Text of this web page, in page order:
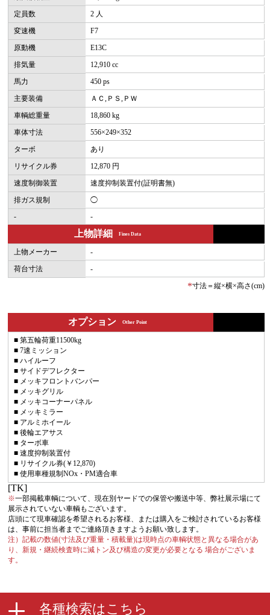
定員数
2 人
変速機
F7
原動機
E13C
排気量
12,910 cc
馬力
450 ps
主要装備
ＡＣ,ＰＳ,ＰＷ
車輌総重量
18,860 kg
車体寸法
556×249×352
ターボ
あり
リサイクル券
12,870 円
速度制御装置
速度抑制装置付(証明書無)
排ガス規制
◯
-
-
上物詳細 Fines Data
上物メーカー
-
荷台寸法
-
*寸法＝縦×横×高さ(cm)
オプション Other Point
■ 第五輪荷重11500kg
■ 7速ミッション
■ ハイルーフ
■ サイドデフレクター
■ メッキフロントバンパー
■ メッキグリル
■ メッキコーナーパネル
■ メッキミラー
■ アルミホイール
■ 後輪エアサス
■ ターボ車
■ 速度抑制装置付
■ リサイクル券(￥12,870)
■ 使用車種規制NOx・PM適合車
[TK]
※一部掲載車輌について、現在別ヤードでの保管や搬送中等、弊社展示場にて
展示されていない車輌もございます。
店頭にて現車確認を希望されるお客様、または購入をご検討されているお客様
は、事前に担当者までご連絡頂きますようお願い致します。
注）記載の数値(寸法及び重量・積載量)は現時点の車輌状態と異なる場合があ
り、新規・継続検査時に減トン及び構造の変更が必要となる 場合がございま
す。